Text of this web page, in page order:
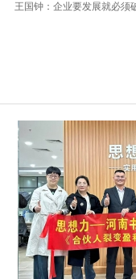
王国钟：企业要发展就必须